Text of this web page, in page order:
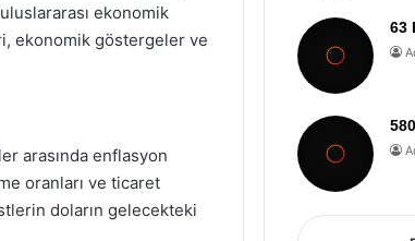
ekonomik
ekonomik göstergeler ve
arasında enflasyon
oranları ve ticaret
doların gelecekteki
63